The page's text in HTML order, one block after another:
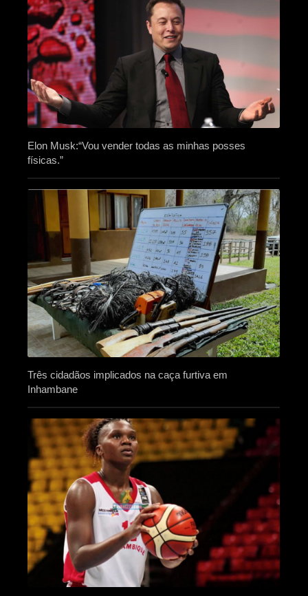
Elon Musk:“Vou vender todas as minhas posses
físicas.”
Três cidadãos implicados na caça furtiva em
Inhambane